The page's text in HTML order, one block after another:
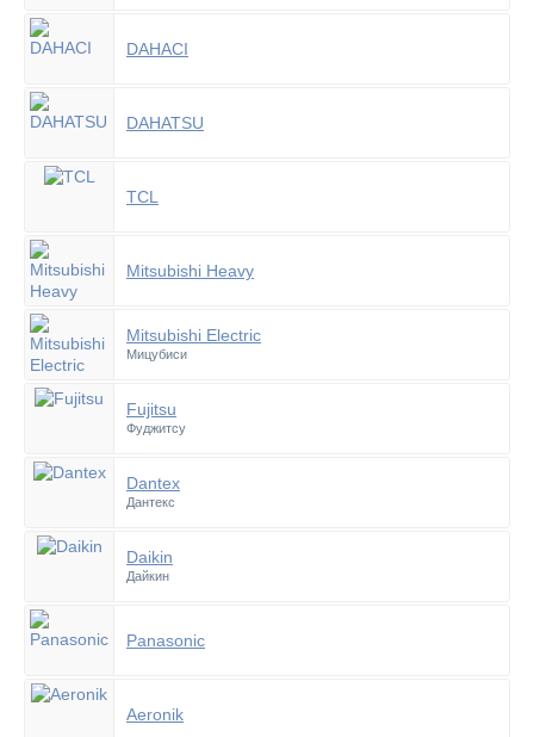
DAHACI
DAHATSU
TCL
Mitsubishi Heavy
Mitsubishi Electric
Мицубиси
Fujitsu
Фуджитсу
Dantex
Дантекс
Daikin
Дайкин
Panasonic
Aeronik